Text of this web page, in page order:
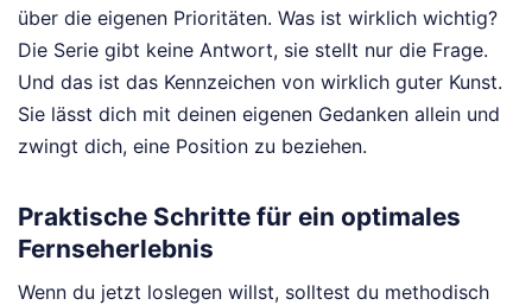
über die eigenen Prioritäten. Was ist wirklich wichtig?
Die Serie gibt keine Antwort, sie stellt nur die Frage.
Und das ist das Kennzeichen von wirklich guter Kunst.
Sie lässt dich mit deinen eigenen Gedanken allein und
zwingt dich, eine Position zu beziehen.
Praktische Schritte für ein optimales
Fernseherlebnis
Wenn du jetzt loslegen willst, solltest du methodisch